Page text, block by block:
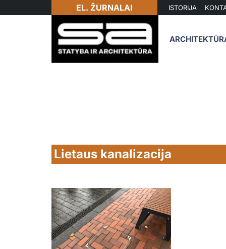
EL. ŽURNALAI ISTORIJA
Lietaus kanalizacija